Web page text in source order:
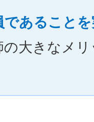
であること
の大きなメ